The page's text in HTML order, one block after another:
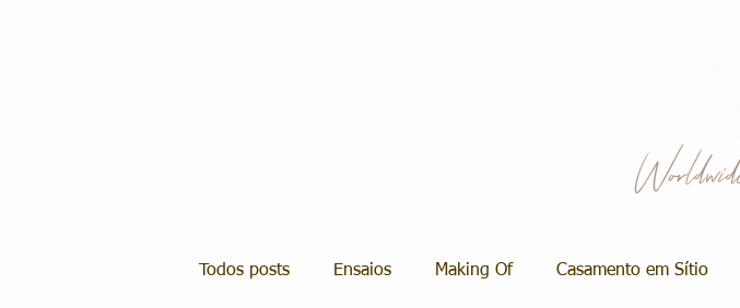
Todos posts Ensaios Making Of Casamento em Sítio